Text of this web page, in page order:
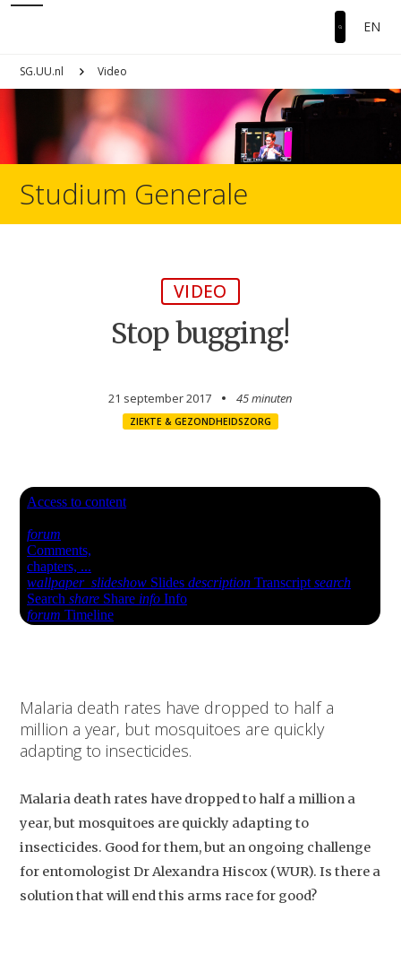
EN
SG.UU.nl Video
Studium Generale
VIDEO
Stop bugging!
21 september 2017 45 minuten
ZIEKTE & GEZONDHEIDSZORG
Malaria death rates have dropped to half a
million a year, but mosquitoes are quickly
adapting to insecticides.
Malaria death rates have dropped to half a million a
year, but mosquitoes are quickly adapting to
insecticides. Good for them, but an ongoing challenge
for entomologist Dr Alexandra Hiscox (WUR). Is there a
solution that will end this arms race for good?